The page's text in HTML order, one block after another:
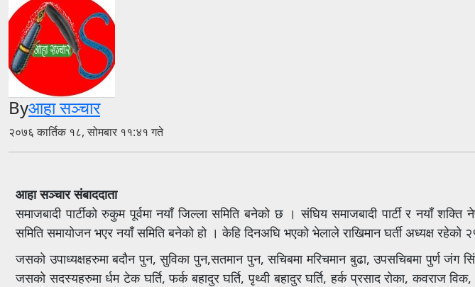
Byआहा सञ्चार
२०७६ कार्तिक १८, सोमबार ११:४१ गते
आहा सञ्चार संबाददाता
समाजबादी पार्टीको रुकुम पूर्वमा नयाँ जिल्ला समिति बनेको छ । संघिय समाजबादी पार्टी र नयाँ शक्ति
समिति समायोजन भएर नयाँ समिति बनेको हो । केहि दिनअघि भएको भेलाले राखिमान घर्ती अध्यक्ष रहेको
जसको उपाध्यक्षहरुमा बदौन पुन, सुविका पुन,सतमान पुन, सचिबमा मरिचमान बुढा, उपसचिबमा पुर्ण जंग
जसको सदस्यहरुमा र्धम टेक घर्ति, फर्क बहादुर घर्ति, पृथ्वी बहादुर घर्ति, हर्क प्रसाद रोका, कवराज